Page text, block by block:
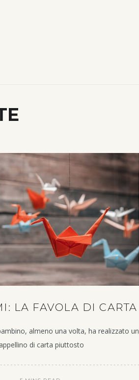
LA FAVOLA DI CARTA
almeno una volta, ha realizzato un
di carta piuttosto